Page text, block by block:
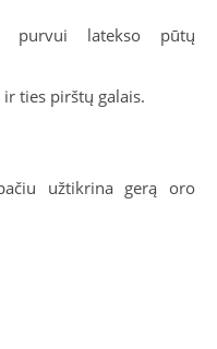
purvui latekso pūtų
ties pirštų galais.
užtikrina gerą oro